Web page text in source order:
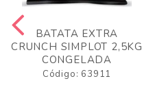
BATATA EXTRA
CRUNCH SIMPLOT 2,5KG
CONGELADA
Código: 63911